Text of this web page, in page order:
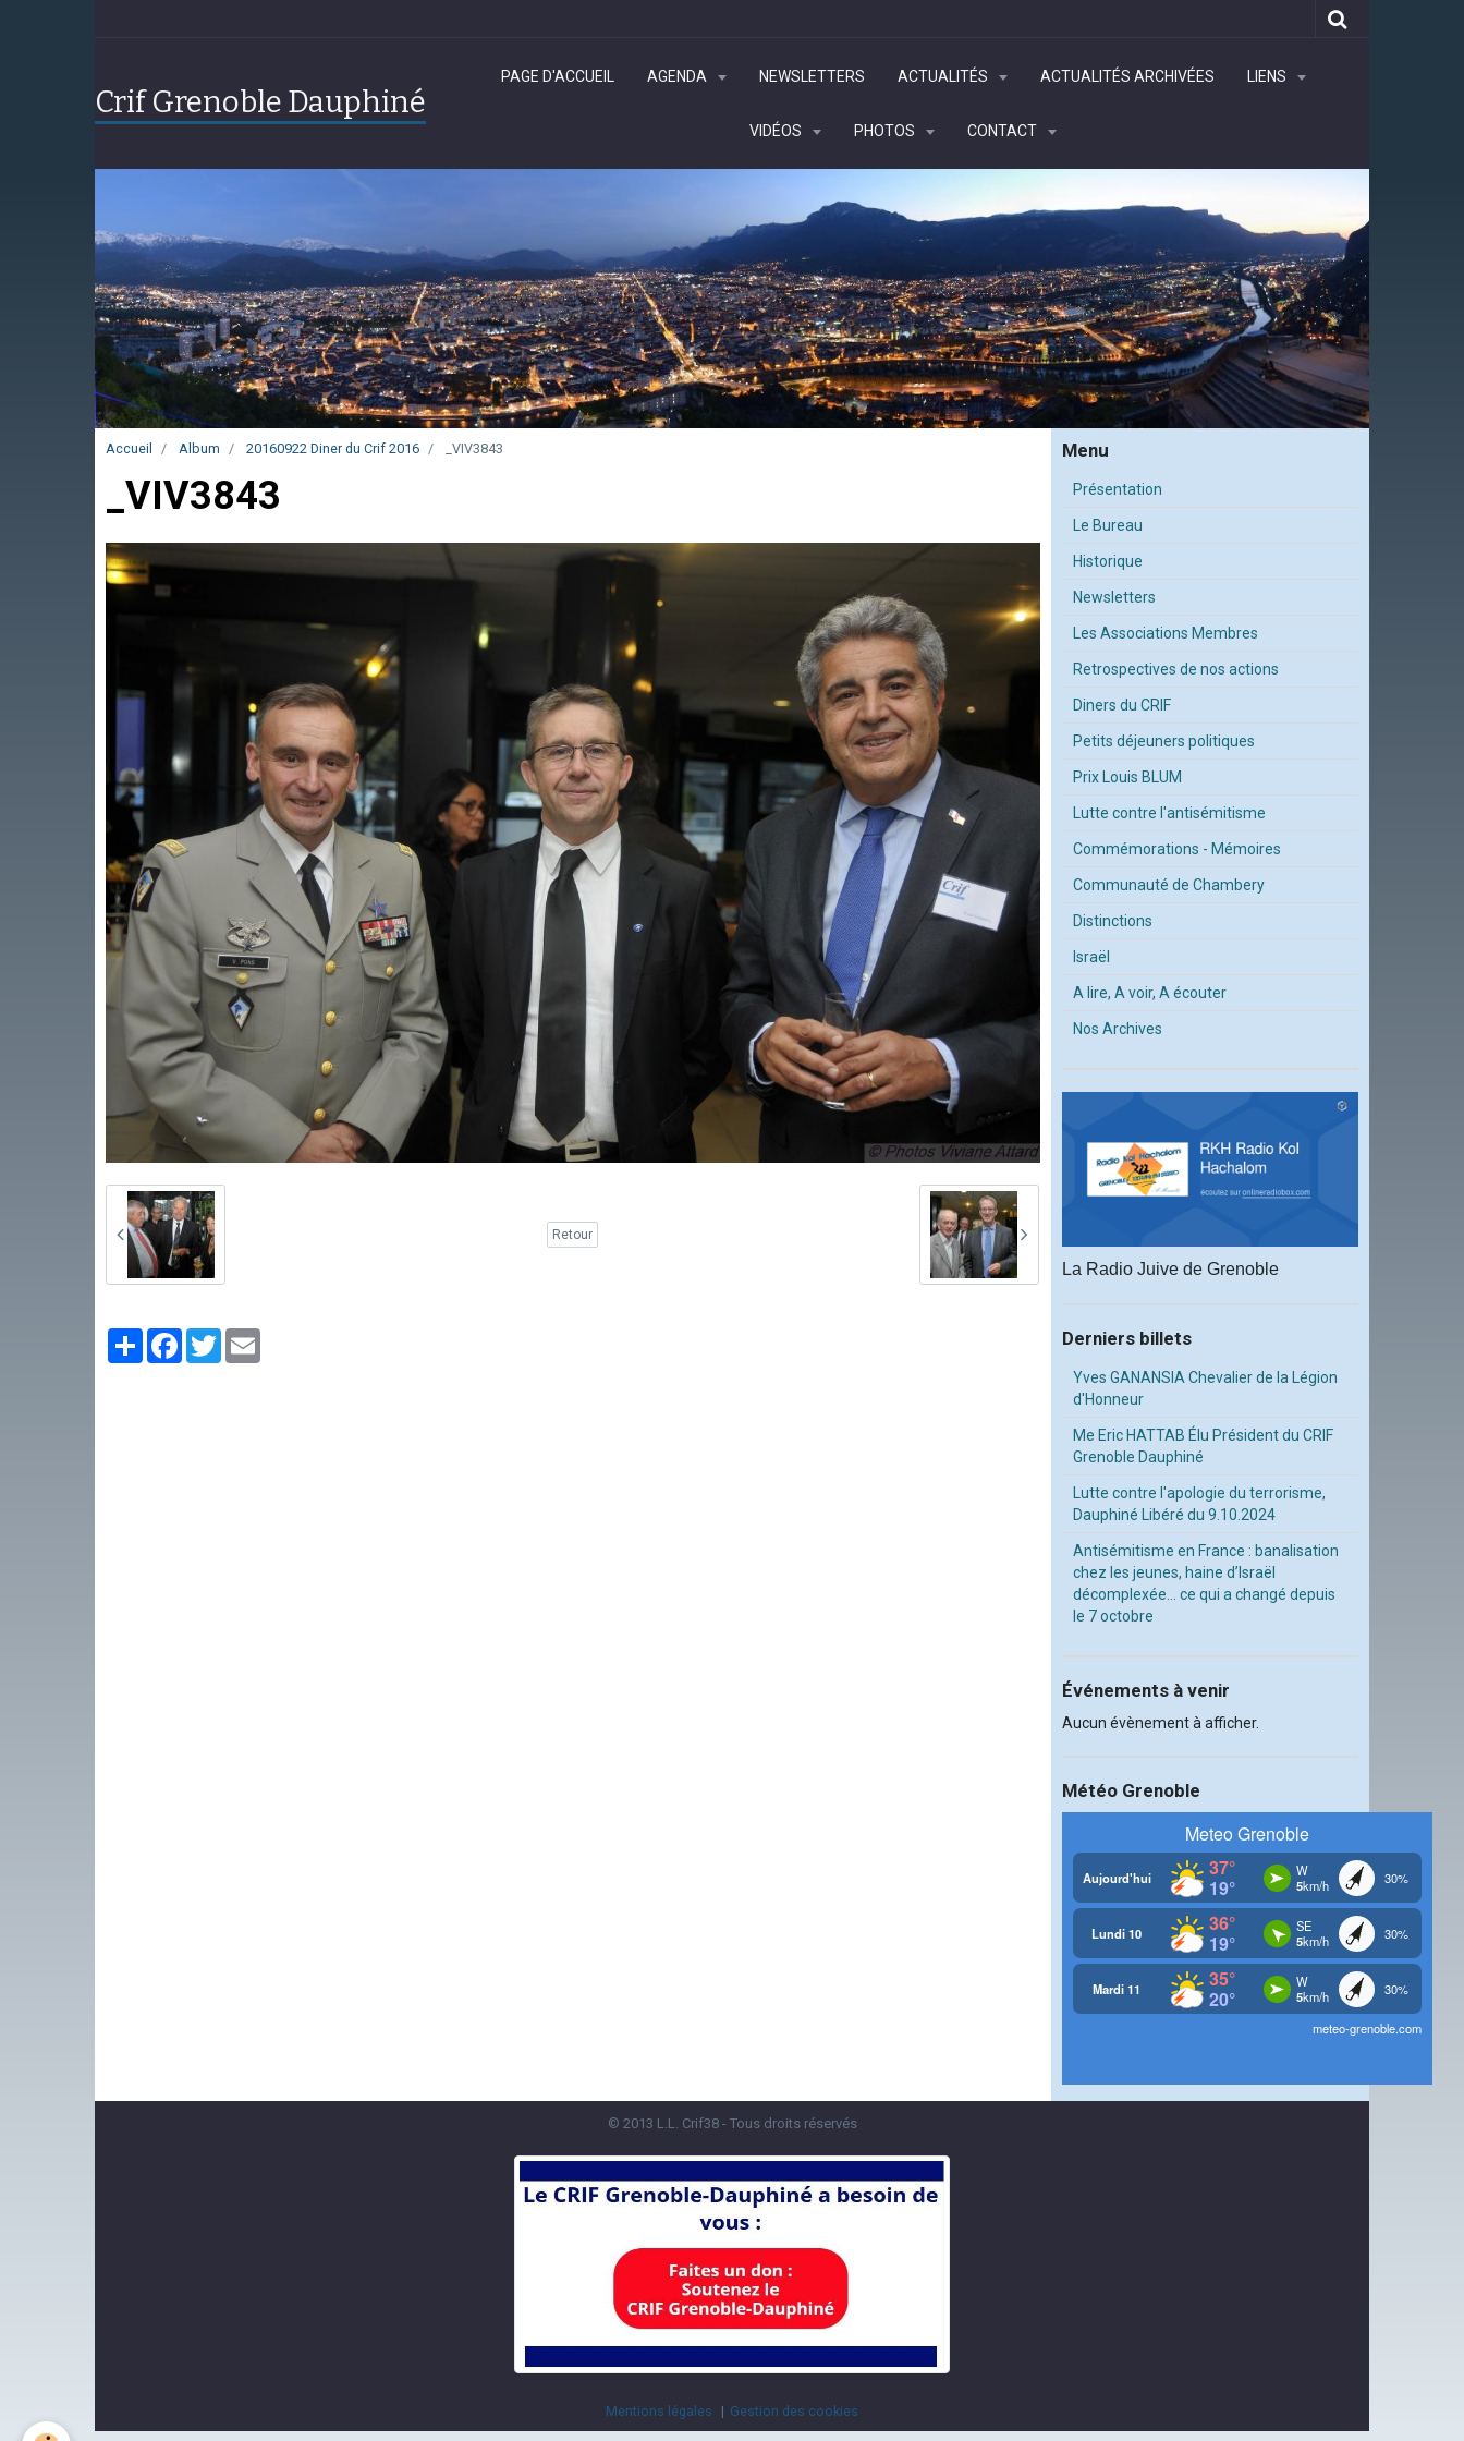
Crif Grenoble Dauphiné
PAGE D'ACCUEIL AGENDA NEWSLETTERS ACTUALITÉS ACTUALITÉS ARCHIVÉES LIENS
VIDÉOS PHOTOS CONTACT
Accueil Album 20160922 Diner du Crif 2016 _VIV3843
_VIV3843
Retour
PartagerFacebook
Twitter
Menu
Présentation
Le Bureau
Historique
Newsletters
Les Associations Membres
Retrospectives de nos actions
Diners du CRIF
Petits déjeuners politiques
Prix Louis BLUM
Lutte contre l'antisémitisme
Commémorations - Mémoires
Communauté de Chambery
Distinctions
Israël
A lire, A voir, A écouter
Nos Archives
La Radio Juive de Grenoble
Derniers billets
Yves GANANSIA Chevalier de la Légion
d'Honneur
Me Eric HATTAB Élu Président du CRIF
Grenoble Dauphiné
Lutte contre l'apologie du terrorisme,
Dauphiné Libéré du 9.10.2024
Antisémitisme en France : banalisation
chez les jeunes, haine d’Israël
décomplexée… ce qui a changé depuis
le 7 octobre
Événements à venir
Aucun évènement à afficher.
Météo Grenoble
© 2013 L.L. Crif38 - Tous droits réservés
Mentions légales Gestion des cookies